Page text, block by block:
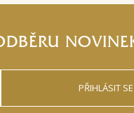
PŘIHLÁSIT SE